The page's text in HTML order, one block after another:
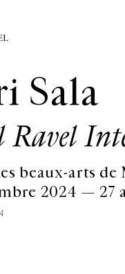
Sala
Ravel
beaux-arts
2024 — 27